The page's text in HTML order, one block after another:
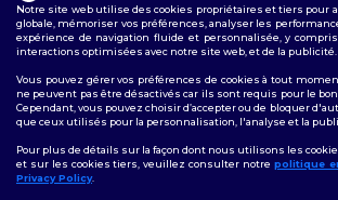
Notre site web utilise des cookies propriétaires et tiers pour
globale, mémoriser vos préférences, analyser les
expérience de navigation fluide et personnalisée, y
interactions optimisées avec notre site web, et de la publicité.
Vous pouvez gérer vos préférences de cookies à tout
ne peuvent pas être désactivés car ils sont requis pour le
Cependant, vous pouvez choisir d’accepter ou de bloquer
que ceux utilisés pour la personnalisation, l'analyse et la
Pour plus de détails sur la façon dont nous utilisons les
et sur les cookies tiers, veuillez consulter notre politique
Privacy Policy.